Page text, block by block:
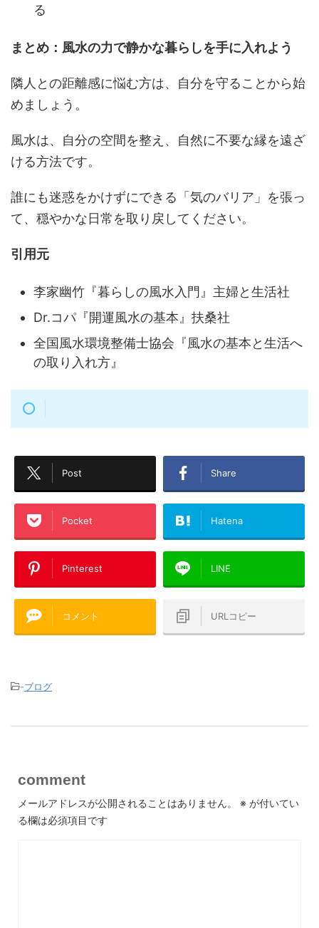
る
まとめ：風水の力で静かな暮らしを手に入れよう
隣人との距離感に悩む方は、自分を守ることから始
めましょう。
風水は、自分の空間を整え、自然に不要な縁を遠ざ
ける方法です。
誰にも迷惑をかけずにできる「気のバリア」を張っ
て、穏やかな日常を取り戻してください。
引用元
李家幽竹『暮らしの風水入門』主婦と生活社
Dr.コパ『開運風水の基本』扶桑社
全国風水環境整備士協会『風水の基本と生活へ
の取り入れ方』
Post Share
Pocket Hatena
Pinterest LINE
コメント URLコピー
-ブログ
comment
メールアドレスが公開されることはありません。 ※ が付いてい
る欄は必須項目です